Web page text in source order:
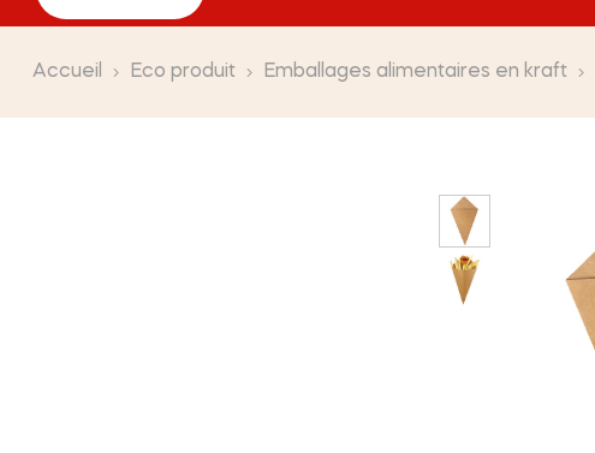
Accueil Eco produit Emballages alimentaires en kraft